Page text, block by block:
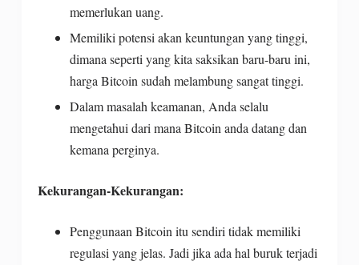
memerlukan uang.
Memiliki potensi akan keuntungan yang tinggi,
dimana seperti yang kita saksikan baru-baru ini,
harga Bitcoin sudah melambung sangat tinggi.
Dalam masalah keamanan, Anda selalu
mengetahui dari mana Bitcoin anda datang dan
kemana perginya.
Kekurangan-Kekurangan:
Penggunaan Bitcoin itu sendiri tidak memiliki
regulasi yang jelas. Jadi jika ada hal buruk terjadi